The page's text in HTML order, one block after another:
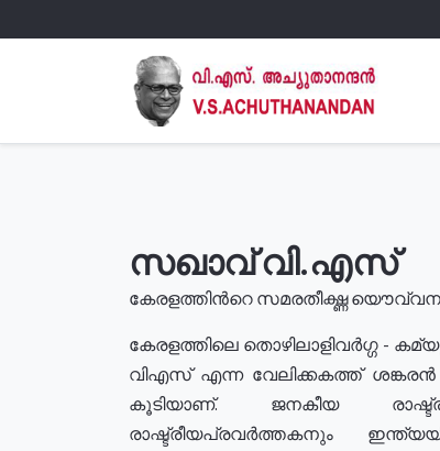
സഖാവ് വി.എസ്
കേരളത്തിൻറെ സമരതീക്ഷ്ണ
കേരളത്തിലെ തൊഴിലാളിവർഗ്ഗ -
വിഎസ് എന്ന വേലിക്കകത്ത്
കൂടിയാണ്. ജനകീയ
രാഷ്ട്രീയപ്രവർത്തകനും